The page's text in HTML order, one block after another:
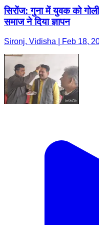
सिरोंज: गुना में युवक को
समाज ने दिया ज्ञापन
Sironj, Vidisha | Feb 18,